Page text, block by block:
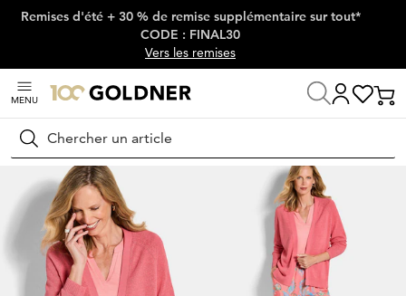
Passer la navigation, aller directement au contenu
Remises d'été + 30 % de remise supplémentaire sur tout*
CODE : FINAL30
Vers les remises
MENU
Rechercher
Maison Mode femme Tricots & pulls